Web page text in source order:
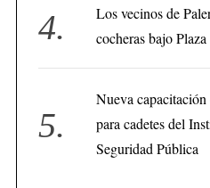
Los vecinos de
cocheras bajo
Nueva
para cadetes del
Seguridad Pública